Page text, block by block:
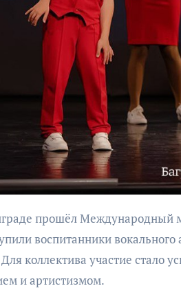
воспитанники
коллектива участие
и артистизмом.
АФИША
Музыкально-
поэтический
моноспектакль
«Исповедь в четыре
четверти пути»